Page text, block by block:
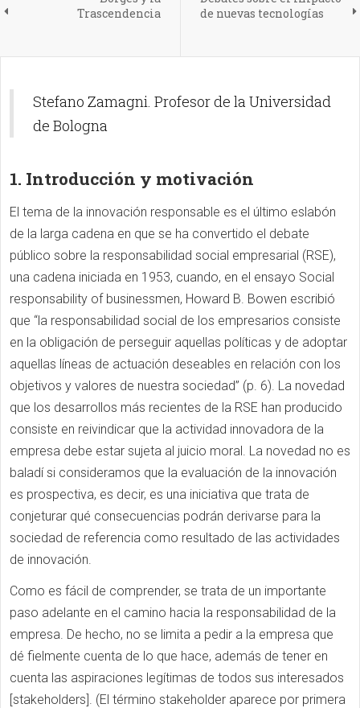
Trascendencia
de nuevas tecnologías
Stefano Zamagni. Profesor de la Universidad
de Bologna
1. Introducción y motivación
El tema de la innovación responsable es el último eslabón
de la larga cadena en que se ha convertido el debate
público sobre la responsabilidad social empresarial (RSE),
una cadena iniciada en 1953, cuando, en el ensayo Social
responsability of businessmen, Howard B. Bowen escribió
que “la responsabilidad social de los empresarios consiste
en la obligación de perseguir aquellas políticas y de adoptar
aquellas líneas de actuación deseables en relación con los
objetivos y valores de nuestra sociedad” (p. 6). La novedad
que los desarrollos más recientes de la RSE han producido
consiste en reivindicar que la actividad innovadora de la
empresa debe estar sujeta al juicio moral. La novedad no es
baladí si consideramos que la evaluación de la innovación
es prospectiva, es decir, es una iniciativa que trata de
conjeturar qué consecuencias podrán derivarse para la
sociedad de referencia como resultado de las actividades
de innovación.
Como es fácil de comprender, se trata de un importante
paso adelante en el camino hacia la responsabilidad de la
empresa. De hecho, no se limita a pedir a la empresa que
dé fielmente cuenta de lo que hace, además de tener en
cuenta las aspiraciones legítimas de todos sus interesados
[stakeholders]. (El término stakeholder aparece por primera